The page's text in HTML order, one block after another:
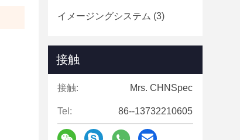
イメージングシステム (3)
接触
接触: Mrs. CHNSpec
Tel: 86--13732210605